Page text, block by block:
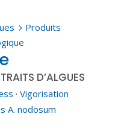
5 Produits
D’ALGUES
· Vigorisation
A. nodosum